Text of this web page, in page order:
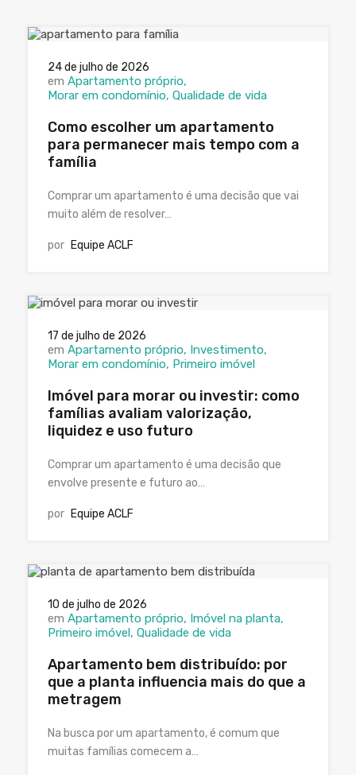
24 de julho de 2026
em Apartamento próprio
Morar em condomínio Qualidade de vida
Como escolher um apartamento
para permanecer mais tempo com a
família
Comprar um apartamento é uma decisão que vai
muito além de resolver…
por Equipe ACLF
17 de julho de 2026
em Apartamento próprio
Investimento
Morar em condomínio
Primeiro imóvel
Imóvel para morar ou investir: como
famílias avaliam valorização,
liquidez e uso futuro
Comprar um apartamento é uma decisão que
envolve presente e futuro ao…
por Equipe ACLF
10 de julho de 2026
em Apartamento próprio
Imóvel na planta
Primeiro imóvel
Qualidade de vida
Apartamento bem distribuído: por
que a planta influencia mais do que a
metragem
Na busca por um apartamento, é comum que
muitas famílias comecem a…